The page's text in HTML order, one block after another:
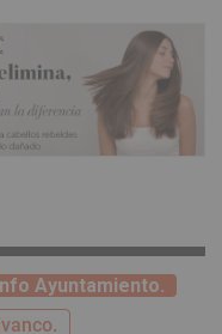
Ayuntamiento.